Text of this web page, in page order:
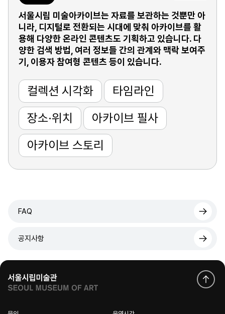
서울시립 미술아카이브는 자료를 보관하는 것뿐만 아
니라, 디지털로 전환되는 시대에 맞춰 아카이브를 활
용해 다양한 온라인 콘텐츠도 기획하고 있습니다. 다
양한 검색 방법, 여러 정보들 간의 관계와 맥락 보여주
기, 이용자 참여형 콘텐츠 등이 있습니다.
컬렉션 시각화
타임라인
장소·위치
아카이브 필사
아카이브 스토리
FAQ
공지사항